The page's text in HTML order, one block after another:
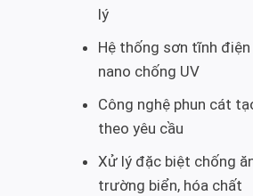
lý
Hệ thống sơn tĩnh
nano chống UV
Công nghệ phun cát
theo yêu cầu
Xử lý đặc biệt chống
trường biển, hóa chất